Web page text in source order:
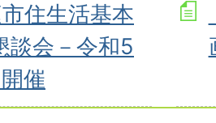
住生活基本
談会－令和5
催